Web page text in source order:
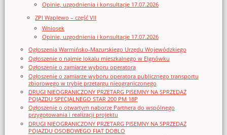
Opinie, uzgodnienia i konsultacje 17.07.2026
ZPI Waplewo – część VII
Wniosek
Opinie, uzgodnienia i konsultacje 17.07.2026
Ogłoszenia Warmińsko-Mazurskiego Urzędu Wojewódzkiego
Ogłoszenie o najmie lokalu mieszkalnego w Elgnówku
Ogłoszenie o zamiarze wyboru operatora
Ogłoszenie o zamiarze wyboru operatora publicznego transportu
zbiorowego w trybie przetargu nieograniczonego
DRUGI NIEOGRANICZONY PRZETARG PISEMNY NA SPRZEDAŻ
POJAZDU SPECJALNEGO STAR 200 PM 18P
Ogłoszenie o otwartym naborze Partnera do wspólnego
przygotowania i realizacji projektu
DRUGI NIEOGRANICZONY PRZETARG PISEMNY NA SPRZEDAŻ
POJAZDU OSOBOWEGO FIAT DOBLO